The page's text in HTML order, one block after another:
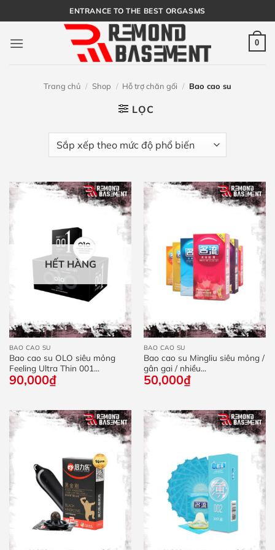
qua
nội
ENTRANCE TO THE BEST ORGASMS
0
Trang chủ / Shop / Hỗ trợ chăn gối / Bao cao su
LỌC
HẾT HÀNG
BAO CAO SU
Bao cao su OLO siêu mỏng
Feeling Ultra Thin 001...
90,000₫
BAO CAO SU
Bao cao su Mingliu siêu mỏng /
gân gai / nhiều...
50,000₫